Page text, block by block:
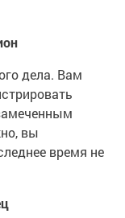
дела. Вам
вы
время не